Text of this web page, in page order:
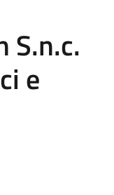
S.n.c.
e